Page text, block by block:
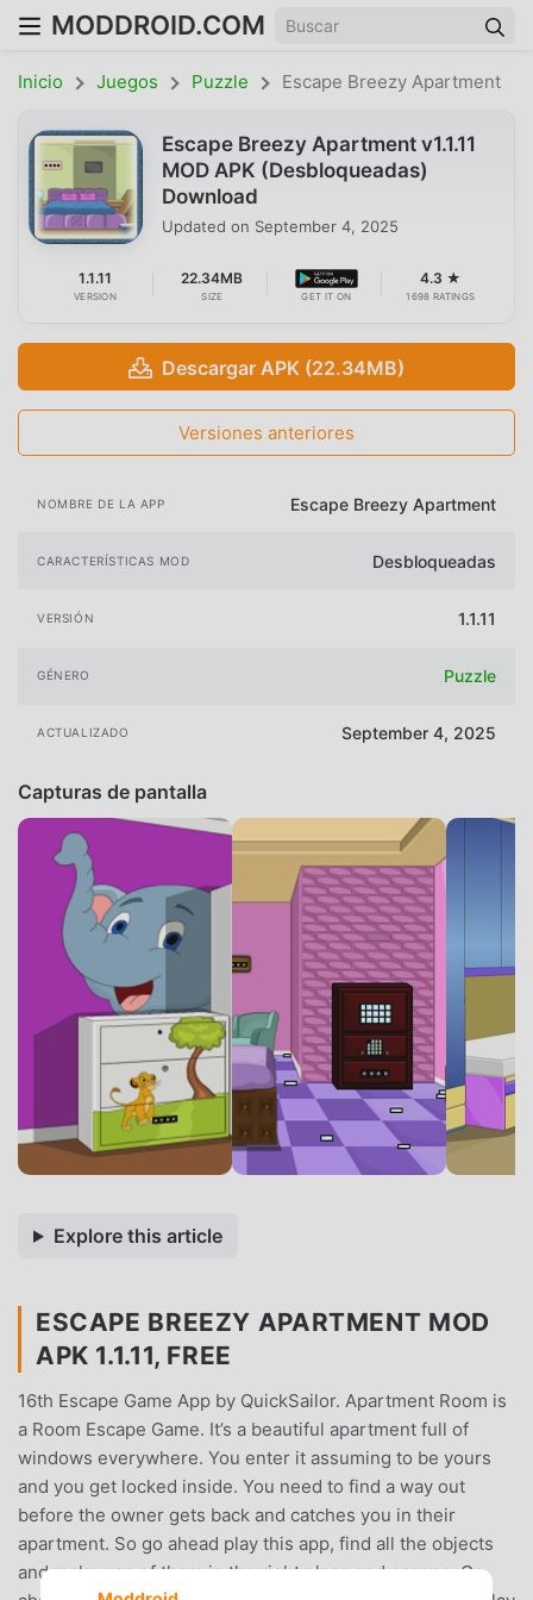
MODDROID.COM
Inicio Juegos Puzzle Escape Breezy Apartment
Escape Breezy Apartment v1.1.11
MOD APK (Desbloqueadas)
Download
Updated on September 4, 2025
1.1.11
VERSION
22.34MB
SIZE GET IT ON
4.3 ★
1698 RATINGS
Descargar APK (22.34MB)
Versiones anteriores
NOMBRE DE LA APP Escape Breezy Apartment
CARACTERÍSTICAS MOD Desbloqueadas
VERSIÓN 1.1.11
GÉNERO Puzzle
ACTUALIZADO September 4, 2025
Capturas de pantalla
Explore this article
ESCAPE BREEZY APARTMENT MOD
APK 1.1.11, FREE
16th Escape Game App by QuickSailor. Apartment Room is
a Room Escape Game. It’s a beautiful apartment full of
windows everywhere. You enter it assuming to be yours
and you get locked inside. You need to find a way out
before the owner gets back and catches you in their
apartment. So go ahead play this app, find all the objects
and make use of them in the right place and escape. Go